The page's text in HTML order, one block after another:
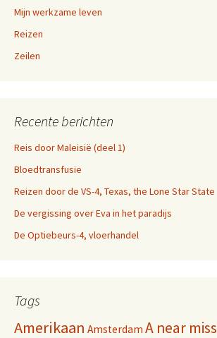
Mijn werkzame leven
Reizen
Zeilen
Recente berichten
Reis door Maleisië (deel 1)
Bloedtransfusie
Reizen door de VS-4, Texas, the Lone Star State
De vergissing over Eva in het paradijs
De Optiebeurs-4, vloerhandel
Tags
Amerikaan Amsterdam A near miss